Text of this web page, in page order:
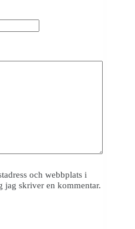
och webbplats i
jag skriver en kommentar.